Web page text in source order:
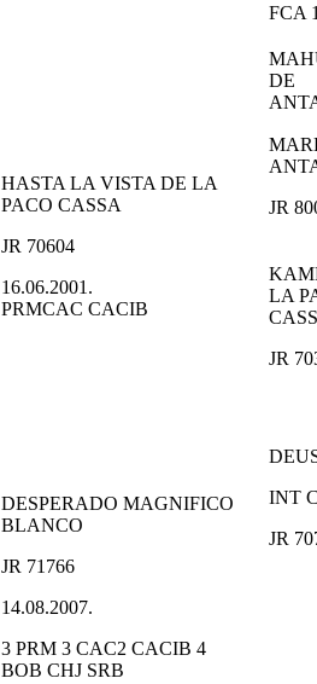
FCA
DE
HASTA LA VISTA DE LA
PACO CASSA
JR 70604
16.06.2001.
PRMCAC CACIB
JR
LA
JR
DESPERADO MAGNIFICO
BLANCO
JR 71766
14.08.2007.
3 PRM 3 CAC2 CACIB 4
BOB CHJ SRB
INT
JR